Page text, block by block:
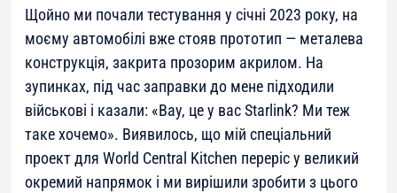
Щойно ми почали тестування у січні 2023 року, на
моєму автомобілі вже стояв прототип — металева
конструкція, закрита прозорим акрилом. На
зупинках, під час заправки до мене підходили
військові і казали: «Вау, це у вас Starlink? Ми теж
таке хочемо». Виявилось, що мій спеціальний
проект для World Central Kitchen переріс у великий
окремий напрямок і ми вирішили зробити з цього